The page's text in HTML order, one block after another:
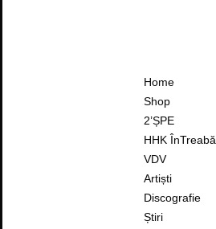
Home
Shop
2’ȘPE
HHK ÎnTreabă
VDV
Artiști
Discografie
Știri